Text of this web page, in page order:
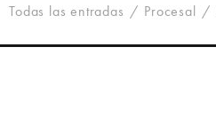
Todas las entradas Procesal